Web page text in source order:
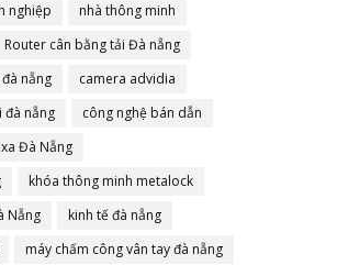
nghiệp
nhà thông minh
Router cân bằng tải Đà nẵng
nẵng
camera advidia
đà nẵng
công nghệ bán dẫn
Đà Nẵng
khóa thông minh metalock
Nẵng
kinh tế đà nẵng
máy chấm công vân tay đà nẵng